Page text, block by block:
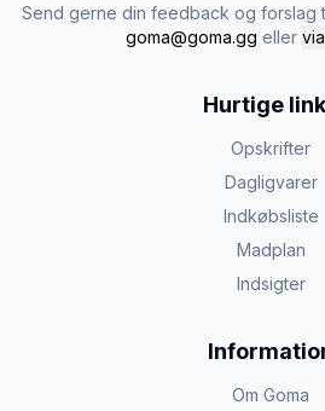
Send gerne din feedback og forslag
goma@goma.gg eller
Hurtige
Opskrifter
Dagligvarer
Indkøbsliste
Madplan
Indsigter
Om Goma